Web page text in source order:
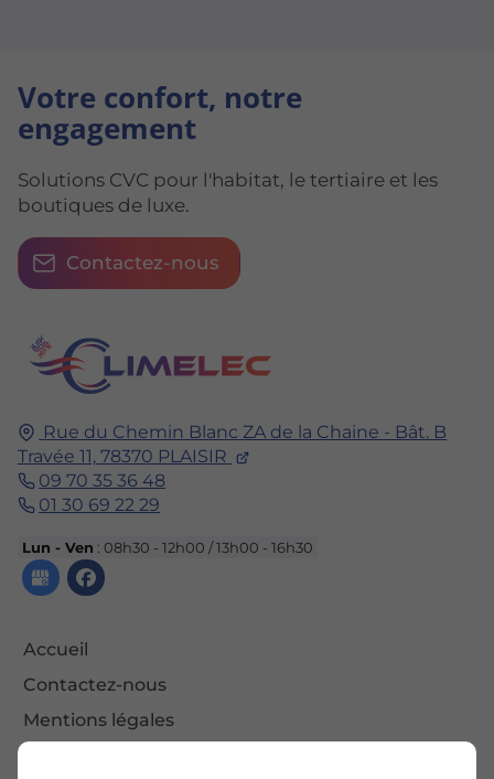
Rue du Chemin Blanc ZA de la Chaine - Bât. B
Travée 11, 78370 PLAISIR
09 70 35 36 48
01 30 69 22 29
Lun - Ven : 08h30 - 12h00 / 13h00 - 16h30
Accueil
Contactez-nous
Mentions légales
Votre confort, notre
engagement
Solutions CVC pour l'habitat, le tertiaire et les
boutiques de luxe.
Contactez-nous